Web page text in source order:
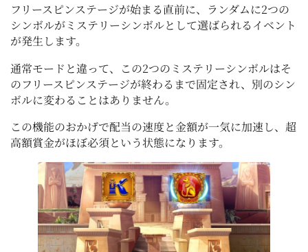
フリースピンステージが始まる直前に、ランダムに2つの
シンボルがミステリーシンボルとして選ばられるイベント
が発生します。
通常モードと違って、この2つのミステリーシンボルはそ
のフリースピンステージが終わるまで固定され、別のシン
ボルに変わることはありません。
この機能のおかげで配当の速度と金額が一気に加速し、超
高額賞金がほぼ必須という状態になります。